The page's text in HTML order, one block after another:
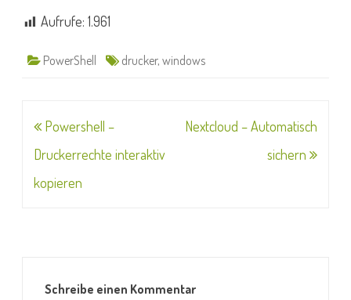
Aufrufe: 1.961
PowerShell drucker, windows
Beitragsnavigation
Powershell –
Druckerrechte interaktiv
kopieren
Nextcloud – Automatisch
sichern
Schreibe einen Kommentar